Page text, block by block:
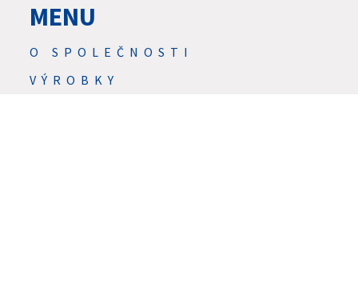
MENU
O SPOLEČNOSTI
VÝROBKY